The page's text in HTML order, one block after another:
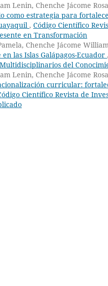
Lenin, Chenche Jácome
como estrategia para
, Código Científico
en Transformación
Chenche Jácome
las Islas Galápagos-Ecuador ,
del
Lenin, Chenche Jácome
curricular:
Científico Revista de